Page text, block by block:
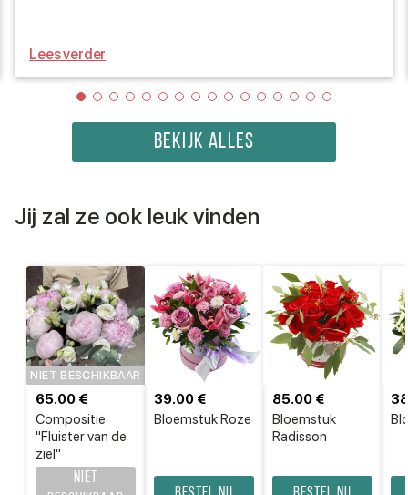
Lees verder
BEKIJK ALLES
Jij zal ze ook leuk vinden
NIET BESCHIKBAAR
Compositie
"Fluister van de
ziel"
65.00 €
Niet
Bloemstuk Roze
39.00 €
Bloemstuk
Radisson
85.00 €